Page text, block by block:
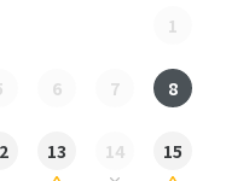
1
6 7 8
13 14 15